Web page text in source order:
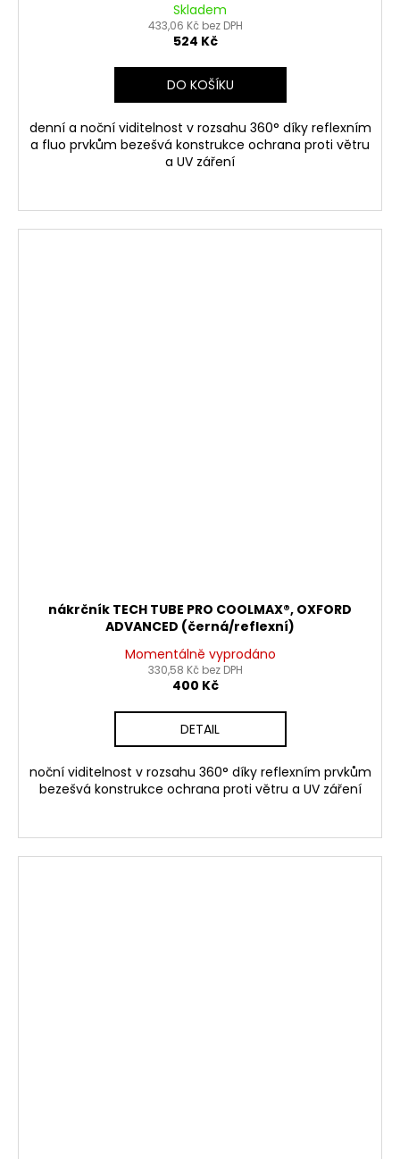
Skladem
433,06 Kč bez DPH
524 Kč
DO KOŠÍKU
denní a noční viditelnost v rozsahu 360° díky reflexním
a fluo prvkům bezešvá konstrukce ochrana proti větru
a UV záření
nákrčník TECH TUBE PRO COOLMAX®, OXFORD
ADVANCED (černá/reflexní)
Momentálně vyprodáno
330,58 Kč bez DPH
400 Kč
DETAIL
noční viditelnost v rozsahu 360° díky reflexním prvkům
bezešvá konstrukce ochrana proti větru a UV záření